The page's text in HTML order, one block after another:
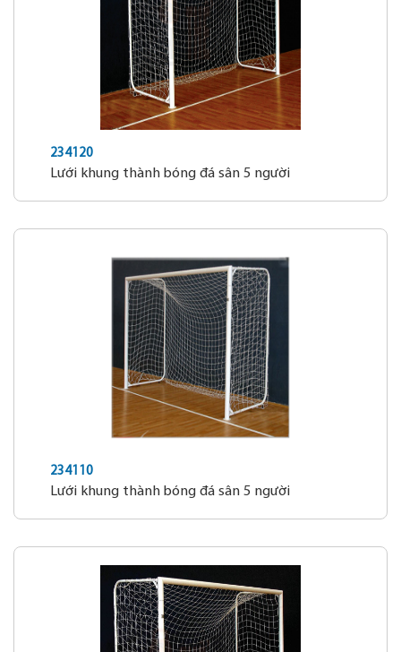
234120
Lưới khung thành bóng đá sân 5 người
234110
Lưới khung thành bóng đá sân 5 người